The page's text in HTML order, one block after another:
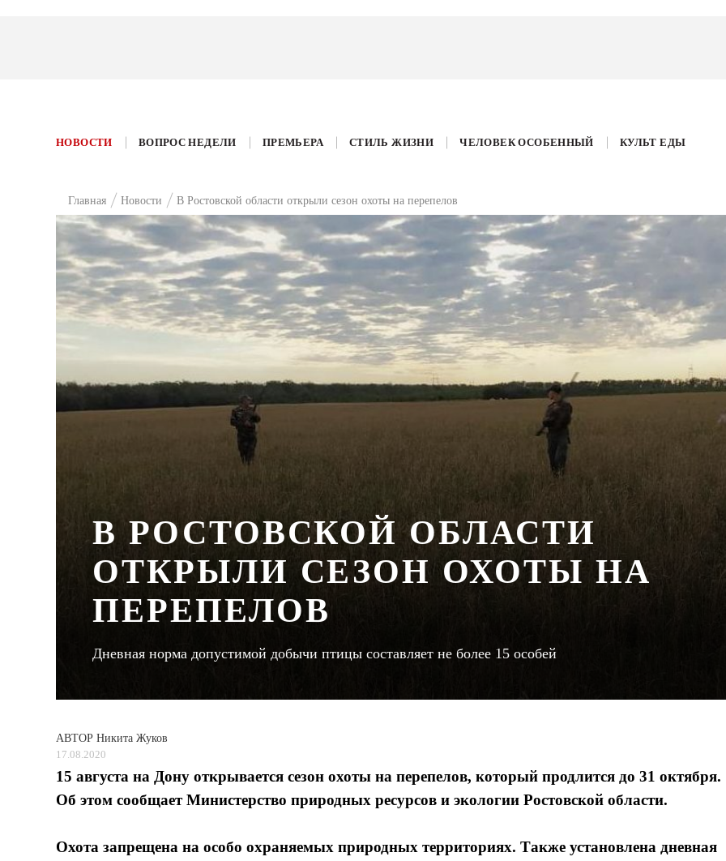
НОВОСТИ ВОПРОС НЕДЕЛИ ПРЕМЬЕРА СТИЛЬ ЖИЗНИ ЧЕЛОВЕК ОСОБЕННЫЙ КУЛЬТ ЕДЫ
Главная Новости В Ростовской области открыли сезон охоты на перепелов
В РОСТОВСКОЙ ОБЛАСТИ
ОТКРЫЛИ СЕЗОН ОХОТЫ НА
ПЕРЕПЕЛОВ
Дневная норма допустимой добычи птицы составляет не более 15 особей
АВТОР Никита Жуков
17.08.2020
15 августа на Дону открывается сезон охоты на перепелов, который продлится до 31 октября.
Об этом сообщает Министерство природных ресурсов и экологии Ростовской области.
Охота запрещена на особо охраняемых природных территориях. Также установлена дневная